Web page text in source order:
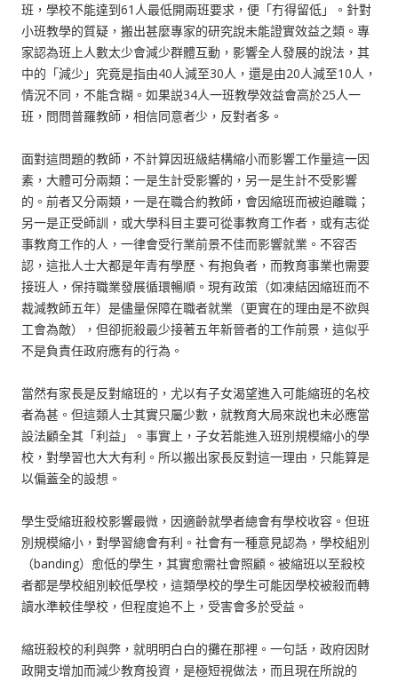
班，學校不能達到61人最低開兩班要求，便「冇得留低」。針對
小班教學的質疑，搬出甚麼專家的研究說未能證實效益之類。專
家認為班上人數太少會減少群體互動，影響全人發展的說法，其
中的「減少」究竟是指由40人減至30人，還是由20人減至10人，
情況不同，不能含糊。如果説34人一班教學效益會高於25人一
班，問問普羅教師，相信同意者少，反對者多。
面對這問題的教師，不計算因班級結構縮小而影響工作量這一因
素，大體可分兩類：一是生計受影響的，另一是生計不受影響
的。前者又分兩類，一是在職合約教師，會因縮班而被迫離職；
另一是正受師訓，或大學科目主要可從事教育工作者，或有志從
事教育工作的人，一律會受行業前景不佳而影響就業。不容否
認，這批人士大都是年青有學歷、有抱負者，而教育事業也需要
接班人，保持職業發展循環暢順。現有政策（如凍結因縮班而不
裁減教師五年）是儘量保障在職者就業（更實在的理由是不欲與
工會為敵），但卻扼殺最少接著五年新晉者的工作前景，這似乎
不是負責任政府應有的行為。
當然有家長是反對縮班的，尤以有子女渴望進入可能縮班的名校
者為甚。但這類人士其實只屬少數，就教育大局來說也未必應當
設法顧全其「利益」。事實上，子女若能進入班別規模縮小的學
校，對學習也大大有利。所以搬出家長反對這一理由，只能算是
以偏蓋全的設想。
學生受縮班殺校影響最微，因適齡就學者總會有學校收容。但班
別規模縮小，對學習總會有利。社會有一種意見認為，學校組別
（banding）愈低的學生，其實愈需社會照顧。被縮班以至殺校
者都是學校組別較低學校，這類學校的學生可能因學校被殺而轉
讀水準較佳學校，但程度追不上，受害會多於受益。
縮班殺校的利與弊，就明明白白的攤在那裡。一句話，政府因財
政開支增加而減少教育投資，是極短視做法，而且現在所說的